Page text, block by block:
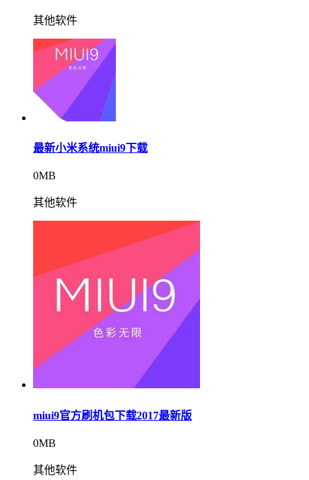
其他软件
最新小米系统miui9下载
0MB
其他软件
miui9官方刷机包下载2017最新版
0MB
其他软件